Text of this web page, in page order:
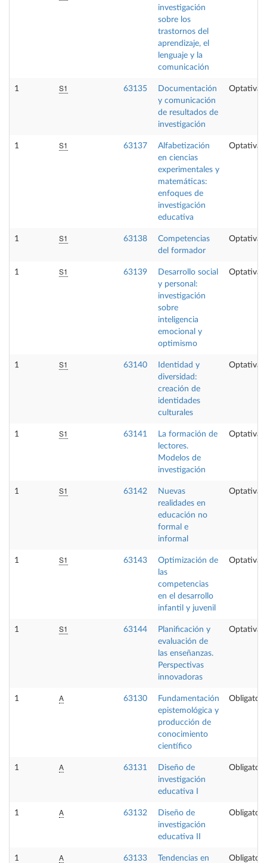
investigación
sobre los
trastornos del
aprendizaje, el
lenguaje y la
comunicación
1 S1 63135
Documentación
y comunicación
de resultados de
investigación
Optativa
1 S1 63137
Alfabetización
en ciencias
experimentales y
matemáticas:
enfoques de
investigación
educativa
Optativa
1 S1 63138
Competencias
del formador
Optativa
1 S1 63139
Desarrollo social
y personal:
investigación
sobre
inteligencia
emocional y
optimismo
Optativa
1 S1 63140
Identidad y
diversidad:
creación de
identidades
culturales
Optativa
1 S1 63141
La formación de
lectores.
Modelos de
investigación
Optativa
1 S1 63142
Nuevas
realidades en
educación no
formal e
informal
Optativa
1 S1 63143
Optimización de
las
competencias
en el desarrollo
infantil y juvenil
Optativa
1 S1 63144
Planificación y
evaluación de
las enseñanzas.
Perspectivas
innovadoras
Optativa
1 A 63130
Fundamentación
epistemológica y
producción de
conocimiento
científico
1 A 63131
Diseño de
investigación
educativa I
1 A 63132
Diseño de
investigación
educativa II
1 A 63133
Tendencias en